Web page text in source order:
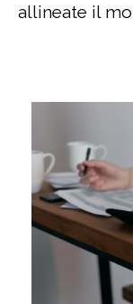
allineate il